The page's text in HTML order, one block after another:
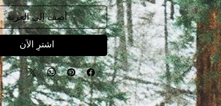
أضِف إلى العربة
اشترِ الآن